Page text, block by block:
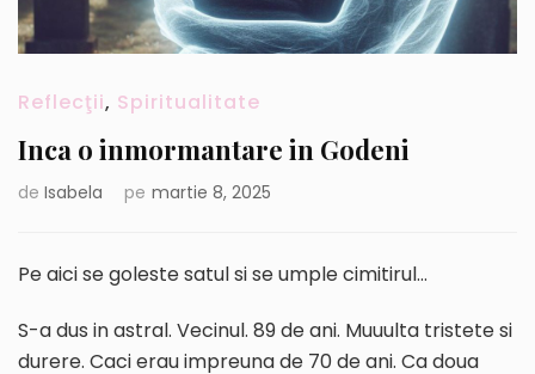
Reflecţii, Spiritualitate
Inca o inmormantare in Godeni
de Isabela pe martie 8, 2025
Pe aici se goleste satul si se umple cimitirul…
S-a dus in astral. Vecinul. 89 de ani. Muuulta tristete si
durere. Caci erau impreuna de 70 de ani. Ca doua